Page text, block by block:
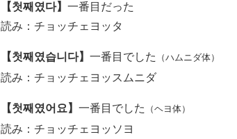
【첫째였다】 一番目だった
読み：チョッチェヨッタ
【첫째였습니다】 一番目でした （ハムニダ体）
読み：チョッチェヨッスムニダ
【첫째였어요】 一番目でした （ヘヨ体）
読み：チョッチェヨッソヨ